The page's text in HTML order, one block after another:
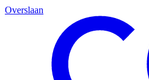
Overslaan